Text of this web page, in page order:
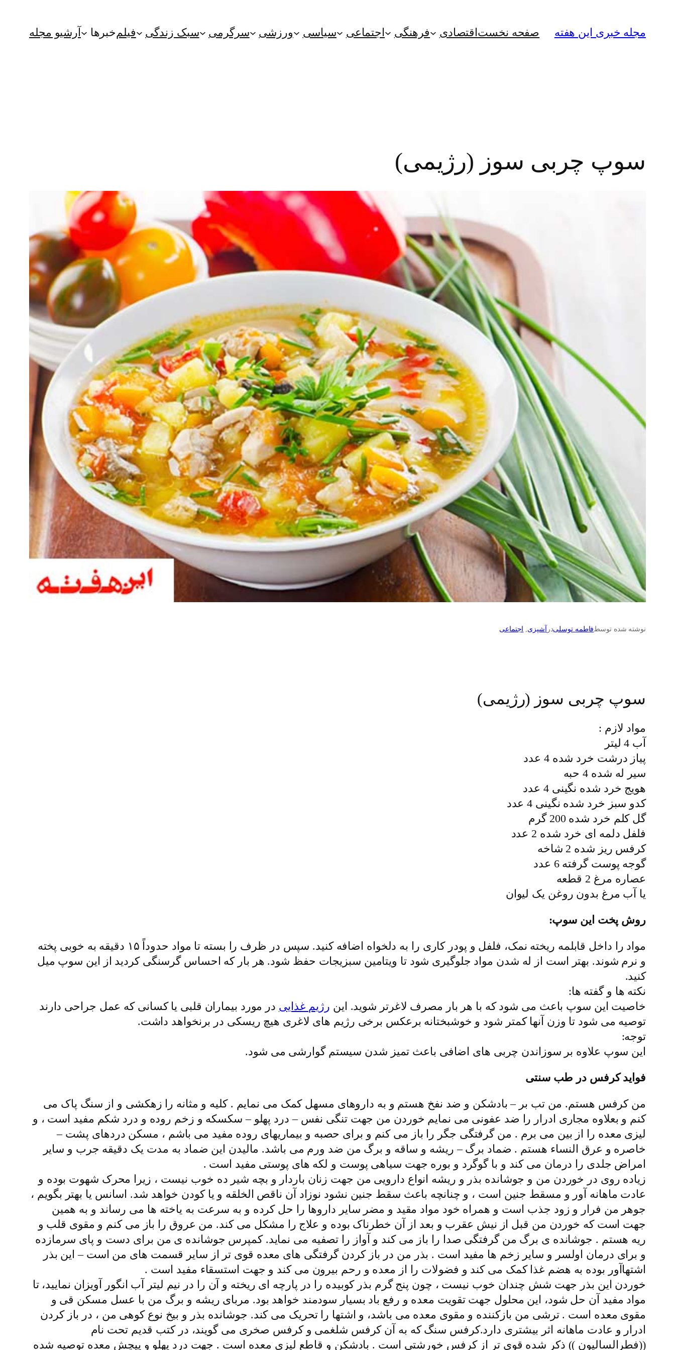
مجله خبری این هفته صفحه نخستاقتصادی فرهنگی اجتماعی سیاسی ورزشی سرگرمی سبک زندگی فیلمخبرها آرشیو مجله
سوپ چربی سوز (رژیمی)
نوشته شده توسطفاطمه توسلیدر آشپزی اجتماعی
سوپ چربی سوز (رژیمی)
مواد لازم :
آب 4 لیتر
پیاز درشت خرد شده 4 عدد
سیر له شده 4 حبه
هویج خرد شده نگینی 4 عدد
کدو سبز خرد شده نگینی 4 عدد
گل کلم خرد شده 200 گرم
فلفل دلمه ای خرد شده 2 عدد
کرفس ریز شده 2 شاخه
گوجه پوست گرفته 6 عدد
عصاره مرغ 2 قطعه
یا آب مرغ بدون روغن یک لیوان
روش پخت این سوپ:
مواد را داخل قابلمه ریخته نمک، فلفل و پودر کاری را به دلخواه اضافه کنید. سپس در ظرف را بسته تا مواد حدوداً ۱۵ دقیقه به خوبی پخته
و نرم شوند. بهتر است از له شدن مواد جلوگیری شود تا ویتامین سبزیجات حفظ شود. هر بار که احساس گرسنگی کردید از این سوپ میل
کنید.
نکته ها و گفته ها:
خاصیت این سوپ باعث می شود که با هر بار مصرف لاغرتر شوید. این رژیم غذایی در مورد بیماران قلبی یا کسانی که عمل جراحی دارند
توصیه می شود تا وزن آنها کمتر شود و خوشبختانه برعکس برخی رژیم های لاغری هیچ ریسکی در برنخواهد داشت.
توجه:
این سوپ علاوه بر سوزاندن چربی های اضافی باعث تمیز شدن سیستم گوارشی می شود.
فواید کرفس در طب سنتی
من کرفس هستم. من تب بر – بادشکن و ضد نفخ هستم و به داروهاى مسهل کمک مى نمایم . کلیه و مثانه را زهکشى و از سنگ پاک مى
کنم و بعلاوه مجارى ادرار را ضد عفونى مى نمایم خوردن من جهت تنگى نفس – درد پهلو – سکسکه و زخم روده و درد شکم مفید است ، و
لیزى معده را از بین مى برم . من گرفتگى جگر را باز مى کنم و براى حصبه و بیماریهاى روده مفید مى باشم ، مسکن دردهاى پشت –
خاصره و عرق النساء هستم . ضماد برگ – ریشه و ساقه و برگ من ضد ورم مى باشد. مالیدن این ضماد به مدت یک دقیقه جرب و سایر
امراض جلدى را درمان مى کند و با گوگرد و بوره جهت سیاهى پوست و لکه هاى پوستى مفید است .
زیاده روى در خوردن من و جوشانده بذر و ریشه انواع دارویى من جهت زنان باردار و بچه شیر ده خوب نیست ، زیرا محرک شهوت بوده و
عادت ماهانه آور و مسقط جنین است ، و چنانچه باعث سقط جنین نشود نوزاد آن ناقص الخلقه و یا کودن خواهد شد. اسانس یا بهتر بگویم ،
جوهر من فرار و زود جذب است و همراه خود مواد مقید و مضر سایر داروها را حل کرده و به سرعت به یاخته ها مى رساند و به همین
جهت است که خوردن من قبل از نیش عقرب و بعد از آن خطرناک بوده و علاج را مشکل مى کند. من عروق را باز مى کنم و مقوى قلب و
ریه هستم . جوشانده ى برگ من گرفتگى صدا را باز مى کند و آواز را تصفیه مى نماید. کمپرس جوشانده ى من براى دست و پاى سرمازده
و براى درمان اولسر و سایر زخم ها مفید است . بذر من در باز کردن گرفتگى هاى معده قوى تر از سایر قسمت هاى من است – این بذر
اشتهاآور بوده به هضم غذا کمک مى کند و فضولات را از معده و رحم بیرون مى کند و جهت استسقاء مفید است .
خوردن این بذر جهت شش چندان خوب نیست ، چون پنج گرم بذر کوبیده را در پارچه اى ریخته و آن را در نیم لیتر آب انگور آویزان نمایید، تا
مواد مفید آن حل شود، این محلول جهت تقویت معده و رفع باد بسیار سودمند خواهد بود. مرباى ریشه و برگ من با عسل مسکن قى و
مقوى معده است . ترشى من بازکننده و مقوى معده مى باشد، و اشتها را تحریک مى کند. جوشانده بذر و بیخ نوع کوهى من ، در باز کردن
ادرار و عادت ماهانه اثر بیشترى دارد.کرفس سنگ که به آن کرفس شلغمى و کرفس صخرى مى گویند، در کتب قدیم تحت نام
((فطرالسالیون )) ذکر شده قوى تر از کرفس خورشتى است . بادشکن و قاطع لیزى معده است . جهت درد پهلو و پیچش معده توصیه شده